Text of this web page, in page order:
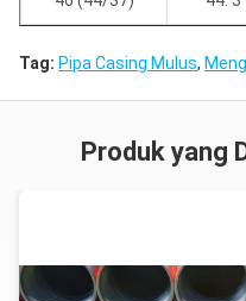
Tag: Pipa Casing Mulus,
Produk yang